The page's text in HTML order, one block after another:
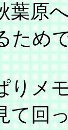
原へ
ため
メ
て回